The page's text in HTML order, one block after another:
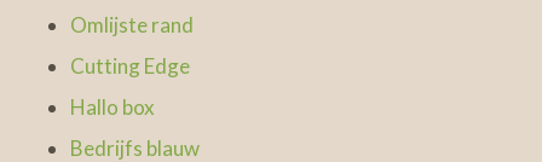
Omlijste rand
Cutting Edge
Hallo box
Bedrijfs blauw